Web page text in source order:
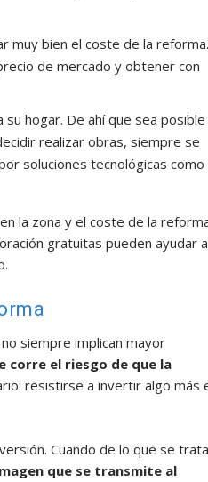
muy bien el coste de la
de mercado y obtener con
hogar. De ahí que sea posible
realizar obras, siempre se
soluciones tecnológicas como
la zona y el coste de la
gratuitas pueden ayudar a
siempre implican mayor
corre el riesgo de que la
resistirse a invertir algo más
Cuando de lo que se
que se transmite al